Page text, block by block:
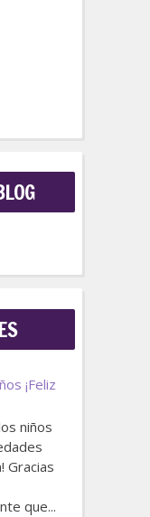
¡Feliz
niños
Gracias
que...